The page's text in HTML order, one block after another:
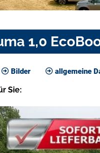
1,0
Bilder allgemeine
Sie: